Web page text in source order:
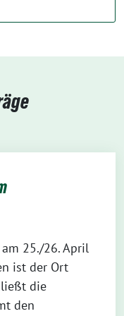
25./26. April
ist der Ort
die
den